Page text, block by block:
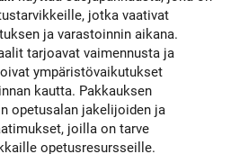
jotka vaativat
ja varastoinnin aikana.
tarjoavat vaimennusta ja
ympäristövaikutukset
kautta. Pakkauksen
opetusalan jakelijoiden ja
joilla on tarve
opetusresursseille.